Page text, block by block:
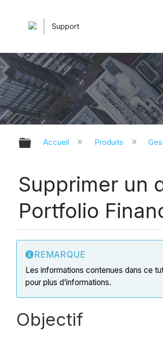
Support
Développer/réduire
Accueil Produits
Supprimer un
Portfolio
REMARQUE
Les informations contenues dans ce
pour plus d’informations.
Objectif